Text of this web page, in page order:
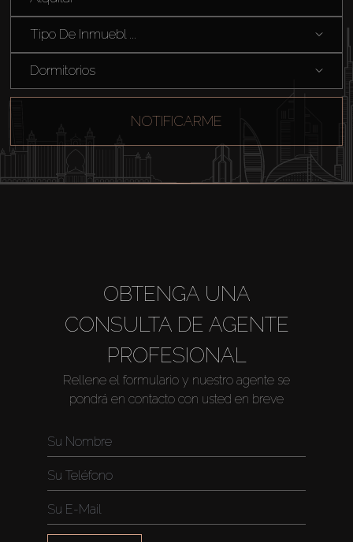
Venta
Sobre Plano
Agentes
About Us
Tipo De Inmuebl ...
Dormitorios
NOTIFICARME
OBTENGA UNA
CONSULTA DE AGENTE
PROFESIONAL
Rellene el formulario y nuestro agente se
pondrá en contacto con usted en breve